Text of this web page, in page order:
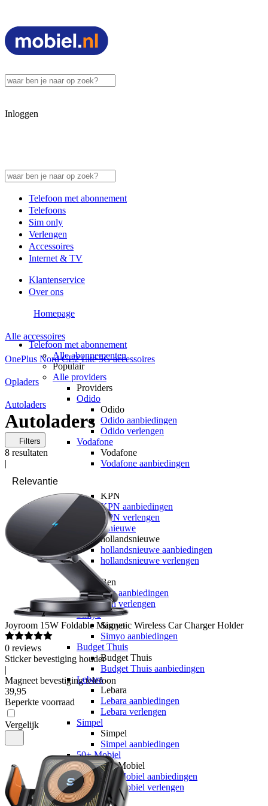
Inloggen
Telefoon met abonnement
Telefoons
Sim only
Verlengen
Accessoires
Internet & TV
Klantenservice
Over ons
Telefoon met abonnement
Alle abonnementen
Populair
Alle providers
Providers
Odido
Odido
Odido aanbiedingen
Odido verlengen
Vodafone
Vodafone
Vodafone aanbiedingen
KPN
KPN aanbiedingen
KPN verlengen
hollandsnieuwe
hollandsnieuwe
hollandsnieuwe aanbiedingen
hollandsnieuwe verlengen
Ben
Ben
Ben aanbiedingen
Ben verlengen
Simyo
Simyo
Simyo aanbiedingen
Budget Thuis
Budget Thuis
Budget Thuis aanbiedingen
Lebara
Lebara
Lebara aanbiedingen
Lebara verlengen
Simpel
Simpel
Simpel aanbiedingen
50+ Mobiel
50+ Mobiel
50+ Mobiel aanbiedingen
50+ Mobiel verlengen
Youfone
Homepage
Alle accessoires
OnePlus Nord CE2 Lite 5G accessoires
Opladers
Autoladers
Autoladers
Filters
8 resultaten
|
Joyroom 15W Foldable Magnetic Wireless Car Charger Holder
0 reviews
Sticker bevestiging houder
|
Magneet bevestiging telefoon
39,95
Beperkte voorraad
Vergelijk